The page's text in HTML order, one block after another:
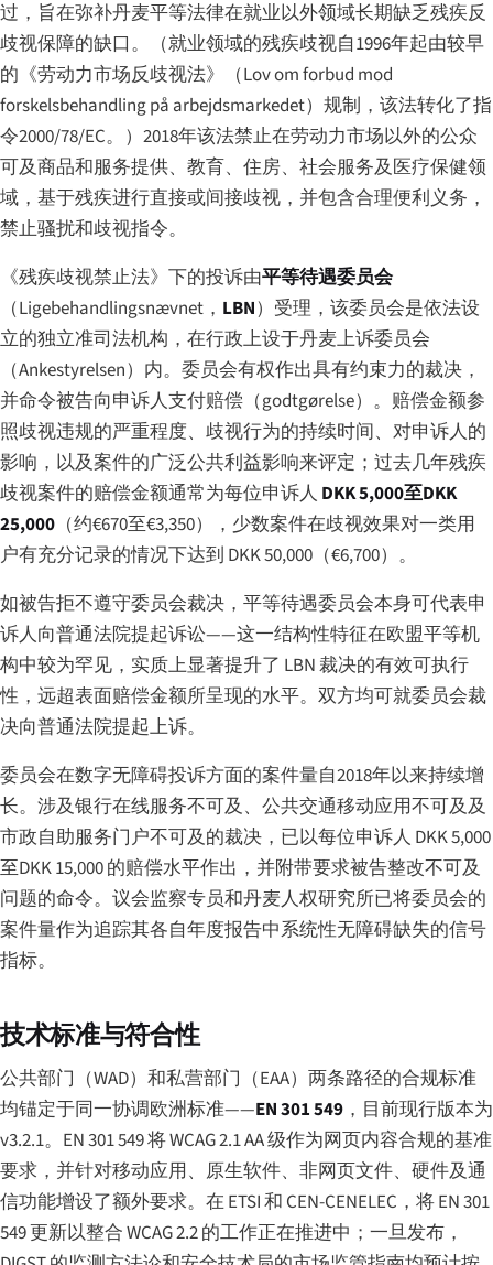
过，旨在弥补丹麦平等法律在就业以外领域长期缺乏残疾反
歧视保障的缺口。（就业领域的残疾歧视自1996年起由较早
的《劳动力市场反歧视法》（Lov om forbud mod
forskelsbehandling på arbejdsmarkedet）规制，该法转化了指
令2000/78/EC。）2018年该法禁止在劳动力市场以外的公众
可及商品和服务提供、教育、住房、社会服务及医疗保健领
域，基于残疾进行直接或间接歧视，并包含合理便利义务，
禁止骚扰和歧视指令。
《残疾歧视禁止法》下的投诉由平等待遇委员会
（Ligebehandlingsnævnet ， LBN）受理，该委员会是依法设
立的独立准司法机构，在行政上设于丹麦上诉委员会
（Ankestyrelsen）内。委员会有权作出具有约束力的裁决，
并命令被告向申诉人支付赔偿（godtgørelse）。赔偿金额参
照歧视违规的严重程度、歧视行为的持续时间、对申诉人的
影响，以及案件的广泛公共利益影响来评定；过去几年残疾
歧视案件的赔偿金额通常为每位申诉人 DKK 5,000至DKK
25,000 （约€670至€3,350），少数案件在歧视效果对一类用
户有充分记录的情况下达到 DKK 50,000（€6,700）。
如被告拒不遵守委员会裁决，平等待遇委员会本身可代表申
诉人向普通法院提起诉讼——这一结构性特征在欧盟平等机
构中较为罕见，实质上显著提升了 LBN 裁决的有效可执行
性，远超表面赔偿金额所呈现的水平。双方均可就委员会裁
决向普通法院提起上诉。
委员会在数字无障碍投诉方面的案件量自2018年以来持续增
长。涉及银行在线服务不可及、公共交通移动应用不可及及
市政自助服务门户不可及的裁决，已以每位申诉人 DKK 5,000
至DKK 15,000 的赔偿水平作出，并附带要求被告整改不可及
问题的命令。议会监察专员和丹麦人权研究所已将委员会的
案件量作为追踪其各自年度报告中系统性无障碍缺失的信号
指标。
技术标准与符合性
公共部门（WAD）和私营部门（EAA）两条路径的合规标准
均锚定于同一协调欧洲标准——EN 301 549 ，目前现行版本为
v3.2.1。EN 301 549 将 WCAG 2.1 AA 级作为网页内容合规的基准
要求，并针对移动应用、原生软件、非网页文件、硬件及通
信功能增设了额外要求。在 ETSI 和 CEN-CENELEC，将 EN 301
549 更新以整合 WCAG 2.2 的工作正在推进中；一旦发布，